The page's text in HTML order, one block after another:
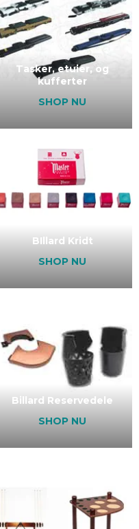
Tasker, etuier, og
kufferter
SHOP NU
BIllard Kridt
SHOP NU
Billard Reservedele
SHOP NU